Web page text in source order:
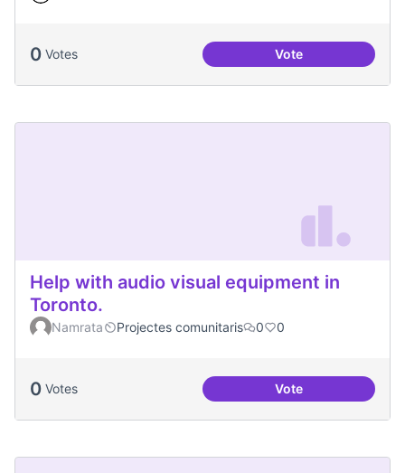
0 Votes VoteCongregació
Help with audio visual equipment in
Toronto.
Namrata Projectes comunitaris 0 0
0 Votes VoteHelp with audio